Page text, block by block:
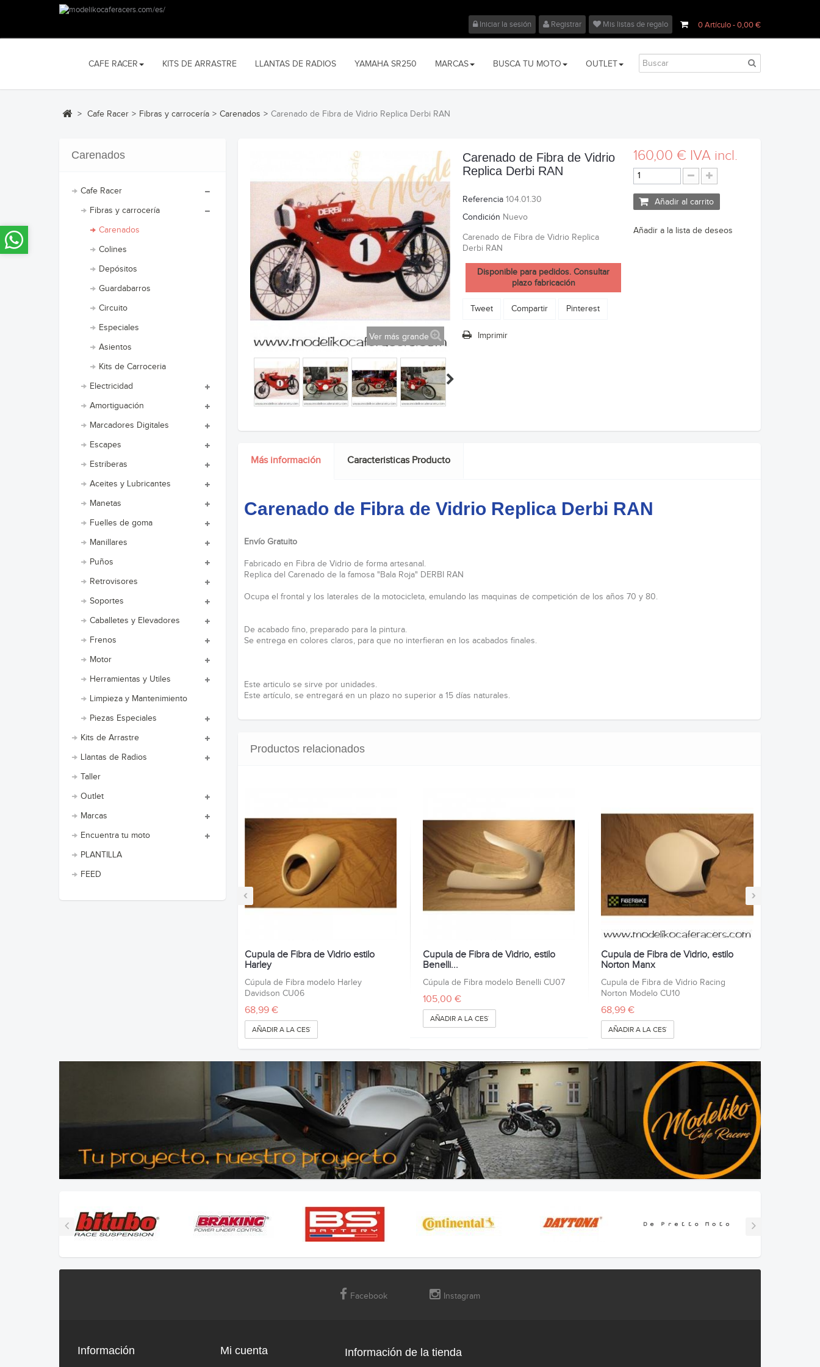
0Artículo- 0,00 €
Iniciar la sesión Registrar Mis listas de regalo
CAFE RACER KITS DE ARRASTRE LLANTAS DE RADIOS YAMAHA SR250 MARCAS BUSCA TU MOTO OUTLET
> Cafe Racer > Fibras y carrocería > Carenados > Carenado de Fibra de Vidrio Replica Derbi RAN
Carenados
Cafe Racer
Fibras y carrocería
Carenados
Colines
Depósitos
Guardabarros
Circuito
Especiales
Asientos
Kits de Carroceria
Electricidad
Amortiguación
Marcadores Digitales
Escapes
Estriberas
Aceites y Lubricantes
Manetas
Fuelles de goma
Manillares
Puños
Retrovisores
Soportes
Caballetes y Elevadores
Frenos
Motor
Herramientas y Utiles
Limpieza y Mantenimiento
Piezas Especiales
Kits de Arrastre
Llantas de Radios
Taller
Outlet
Marcas
Encuentra tu moto
PLANTILLA
FEED
Ver más grande
Carenado de Fibra de Vidrio
Replica Derbi RAN
Referencia 104.01.30
Condición Nuevo
Carenado de Fibra de Vidrio Replica
Derbi RAN
Disponible para pedidos. Consultar
plazo fabricación
Tweet Compartir Pinterest
Imprimir
160,00 € IVA incl.
Añadir al carrito
Añadir a la lista de deseos
Más información Caracteristicas Producto
Carenado de Fibra de Vidrio Replica Derbi RAN
Envío Gratuito
Fabricado en Fibra de Vidrio de forma artesanal.
Replica del Carenado de la famosa "Bala Roja" DERBI RAN
Ocupa el frontal y los laterales de la motocicleta, emulando las maquinas de competición de los años 70 y 80.
De acabado fino, preparado para la pintura.
Se entrega en colores claros, para que no interfieran en los acabados finales.
Este articulo se sirve por unidades.
Este artículo, se entregará en un plazo no superior a 15 días naturales.
Productos relacionados
‹ ›
Cupula de Fibra de Vidrio estilo
Harley
Cúpula de Fibra modelo Harley
Davidson CU06
68,99 €
AÑADIR A LA CESTA
Cupula de Fibra de Vidrio, estilo
Benelli...
Cúpula de Fibra modelo Benelli CU07
105,00 €
AÑADIR A LA CESTA
Cupula de Fibra de Vidrio, estilo
Norton Manx
Cupula de Fibra de Vidrio Racing
Norton Modelo CU10
68,99 €
AÑADIR A LA CESTA
Facebook Instagram
Información Mi cuenta Información de la tienda